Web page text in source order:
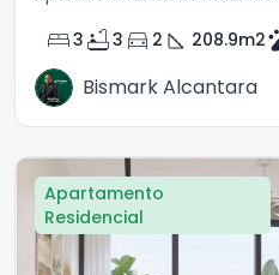
bed3 bathtub3 directions_car 2 square_foot 208.9m2
Bismark Alcantara
Apartamento
Residencial